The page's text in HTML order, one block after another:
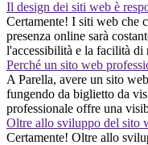
Il design dei siti web è
Certamente! I siti web che
presenza online sarà
l'accessibilità e la facilità
Perché un sito web
A Parella, avere un sito
fungendo da biglietto da
professionale offre una
Oltre allo sviluppo del sito
Certamente! Oltre allo